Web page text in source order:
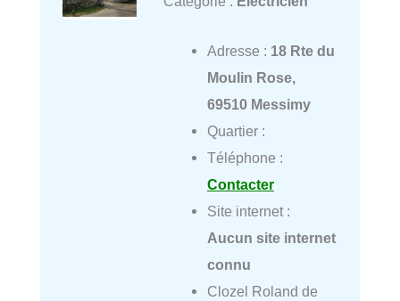
Adresse : 18 Rte du
Moulin Rose,
69510 Messimy
Quartier :
Téléphone :
Contacter
Site internet :
Aucun site internet
connu
Clozel Roland de